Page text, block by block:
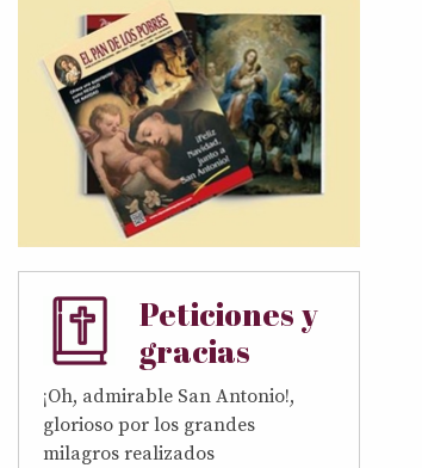
Peticiones y
gracias
¡Oh, admirable San Antonio!,
glorioso por los grandes
milagros realizados